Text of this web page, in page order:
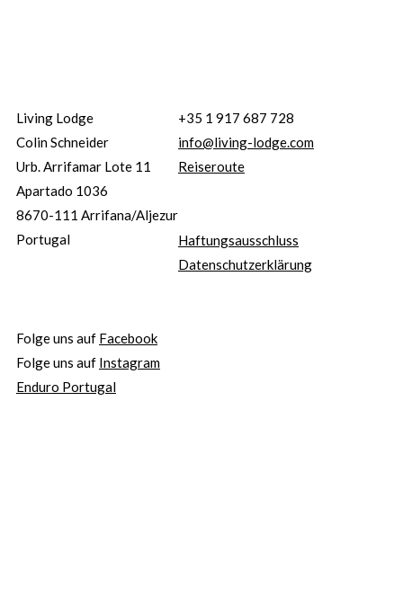
Living Lodge
Colin Schneider
Urb. Arrifamar Lote 11
Apartado 1036
8670-111 Arrifana/Aljezur
Portugal
+35 1 917 687 728
info@living-lodge.com
Reiseroute
Haftungsausschluss
Datenschutzerklärung
Folge uns auf Facebook
Folge uns auf Instagram
Enduro Portugal